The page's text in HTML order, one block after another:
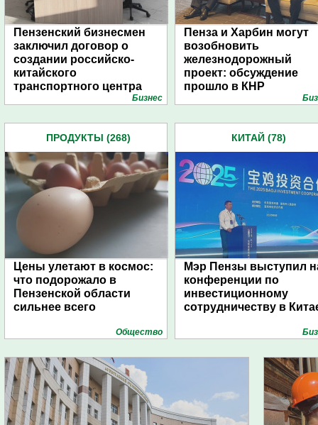
Пензенский бизнесмен
заключил договор о
создании российско-
китайского
транспортного центра
Бизнес
Пенза и Харбин могут
возобновить
железнодорожный
проект: обсуждение
прошло в КНР
ПРОДУКТЫ (268)
Цены улетают в космос:
что подорожало в
Пензенской области
сильнее всего
Общество
КИТАЙ (78)
Мэр Пензы выступил
конференции по
инвестиционному
сотрудничеству в